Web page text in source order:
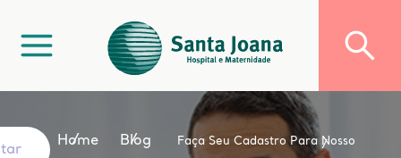
Home Blog Faça Seu Cadastro Para Nosso